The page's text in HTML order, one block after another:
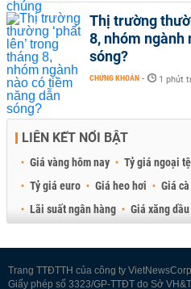
Thị trường
8, nhóm ngành
sóng?
CHỨNG KHOÁN - 1 phút
LIÊN KẾT NỔI BẬT
Giá vàng hôm nay Tỷ giá ngoại tệ
Tỷ giá euro
Giá heo hơi Giá
Lãi suất ngân hàng
Giá xăng dầu
Trang TTĐTTH của công ty VietNewsCorp
Giấy phép số 3323/GP-TTĐT do Sở